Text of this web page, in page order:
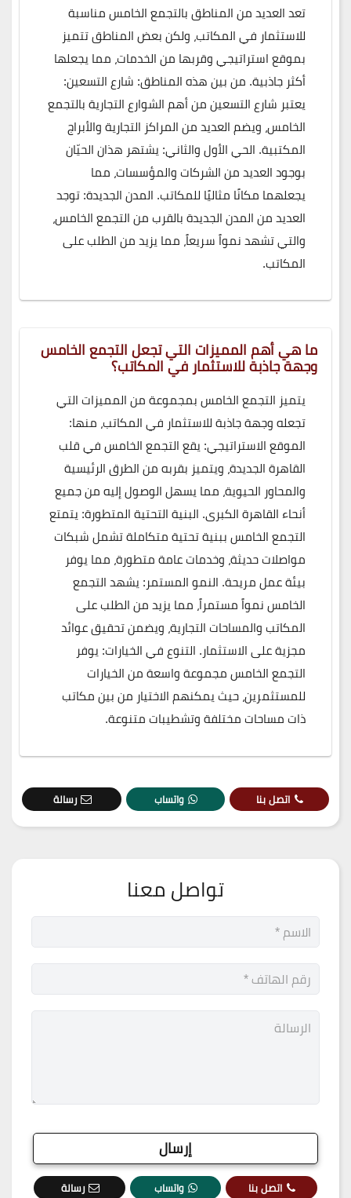
تعد العديد من المناطق بالتجمع الخامس مناسبة
للاستثمار في المكاتب، ولكن بعض المناطق تتميز
بموقع استراتيجي وقربها من الخدمات، مما يجعلها
أكثر جاذبية. من بين هذه المناطق: شارع التسعين:
يعتبر شارع التسعين من أهم الشوارع التجارية بالتجمع
الخامس، ويضم العديد من المراكز التجارية والأبراج
المكتبية. الحي الأول والثاني: يشتهر هذان الحيّان
بوجود العديد من الشركات والمؤسسات، مما
يجعلهما مكانًا مثاليًا للمكاتب. المدن الجديدة: توجد
العديد من المدن الجديدة بالقرب من التجمع الخامس،
والتي تشهد نمواً سريعاً، مما يزيد من الطلب على
المكاتب.
ما هي أهم المميزات التي تجعل التجمع الخامس
وجهة جاذبة للاستثمار في المكاتب؟
يتميز التجمع الخامس بمجموعة من المميزات التي
تجعله وجهة جاذبة للاستثمار في المكاتب، منها:
الموقع الاستراتيجي: يقع التجمع الخامس في قلب
القاهرة الجديدة، ويتميز بقربه من الطرق الرئيسية
والمحاور الحيوية، مما يسهل الوصول إليه من جميع
أنحاء القاهرة الكبرى. البنية التحتية المتطورة: يتمتع
التجمع الخامس ببنية تحتية متكاملة تشمل شبكات
مواصلات حديثة، وخدمات عامة متطورة، مما يوفر
بيئة عمل مريحة. النمو المستمر: يشهد التجمع
الخامس نمواً مستمراً، مما يزيد من الطلب على
المكاتب والمساحات التجارية، ويضمن تحقيق عوائد
مجزية على الاستثمار. التنوع في الخيارات: يوفر
التجمع الخامس مجموعة واسعة من الخيارات
للمستثمرين، حيث يمكنهم الاختيار من بين مكاتب
ذات مساحات مختلفة وتشطيبات متنوعة.
اتصل بنا واتساب رسالة
تواصل معنا
اتصل بنا واتساب رسالة